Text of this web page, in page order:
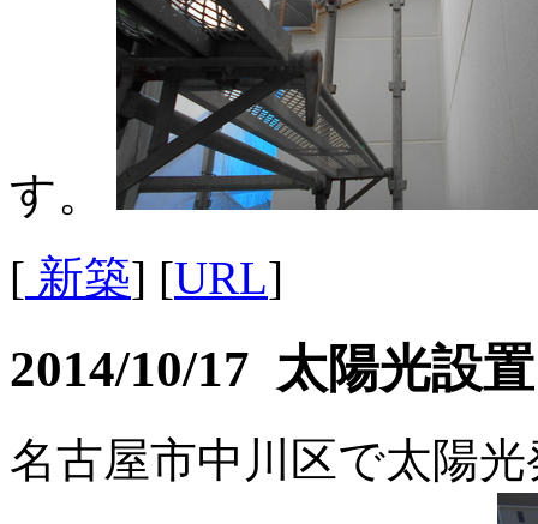
す。
[ 新築] [URL]
2014/10/17 太陽光設置
名古屋市中川区で太陽